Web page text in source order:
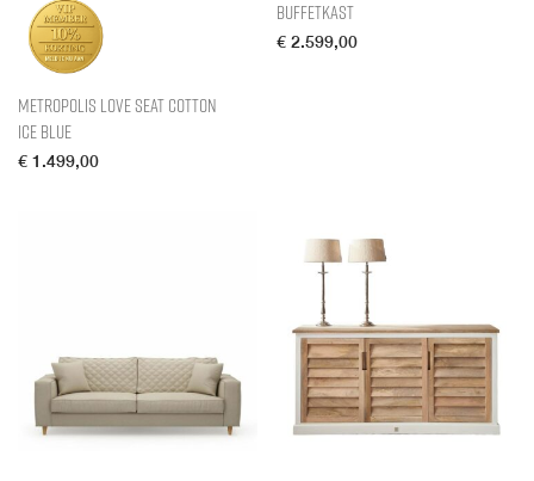
Metropolis Love Seat Cotton
Ice Blue
€ 1.499,00
Buffetkast
€ 2.599,00